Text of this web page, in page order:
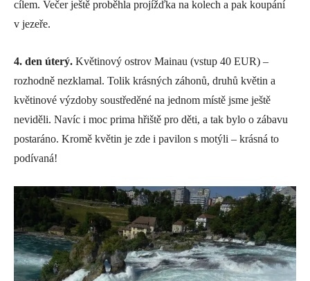
cílem. Večer ještě proběhla projížďka na kolech a pak koupání
v jezeře.
4. den úterý. Květinový ostrov Mainau (vstup 40 EUR) –
rozhodně nezklamal. Tolik krásných záhonů, druhů květin a
květinové výzdoby soustředěné na jednom místě jsme ještě
neviděli. Navíc i moc prima hřiště pro děti, a tak bylo o zábavu
postaráno. Kromě květin je zde i pavilon s motýli – krásná to
podívaná!